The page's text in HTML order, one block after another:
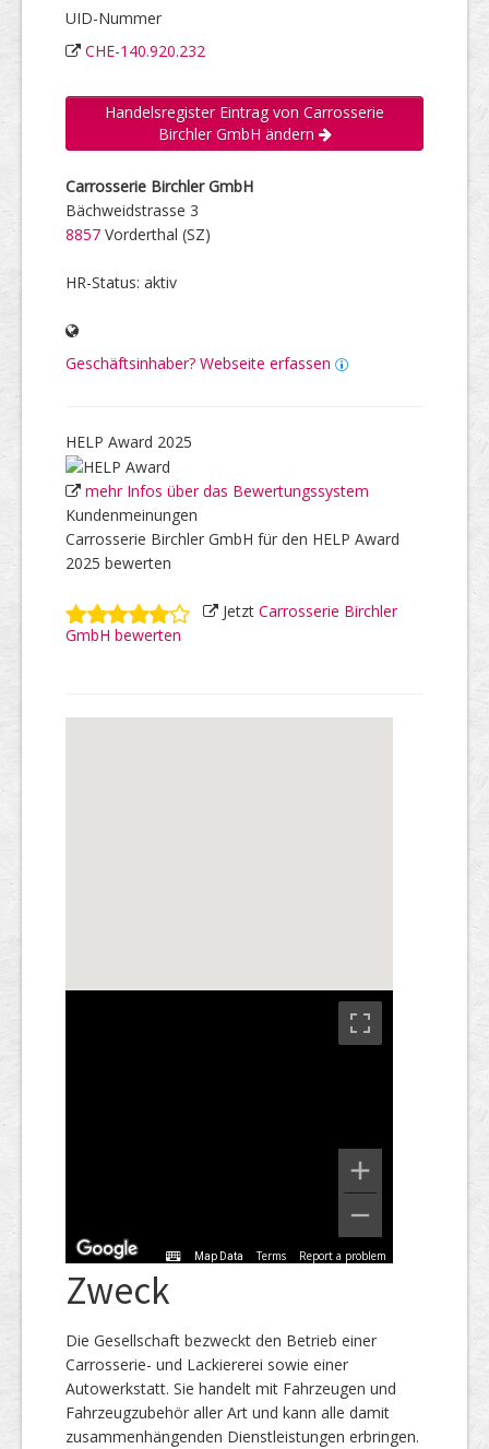
UID-Nummer
CHE-140.920.232
Handelsregister Eintrag von Carrosserie
Birchler GmbH ändern
Carrosserie Birchler GmbH
Bächweidstrasse 3
8857 Vorderthal (SZ)
HR-Status: aktiv
Geschäftsinhaber? Webseite erfassen
HELP Award 2025
mehr Infos über das Bewertungssystem
Kundenmeinungen
Carrosserie Birchler GmbH für den HELP Award
2025 bewerten
Jetzt Carrosserie Birchler
GmbH bewerten
Map Data Terms Report a problem
Zweck
Die Gesellschaft bezweckt den Betrieb einer
Carrosserie- und Lackiererei sowie einer
Autowerkstatt. Sie handelt mit Fahrzeugen und
Fahrzeugzubehör aller Art und kann alle damit
zusammenhängenden Dienstleistungen erbringen.